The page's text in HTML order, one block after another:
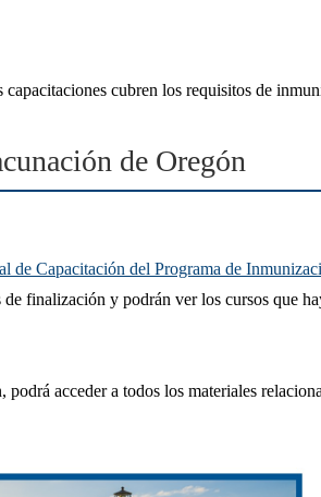
capacitaciones cubren los requisitos de
de Oregón
de Capacitación del Programa de
finalización y podrán ver los cursos que
acceder a todos los materiales